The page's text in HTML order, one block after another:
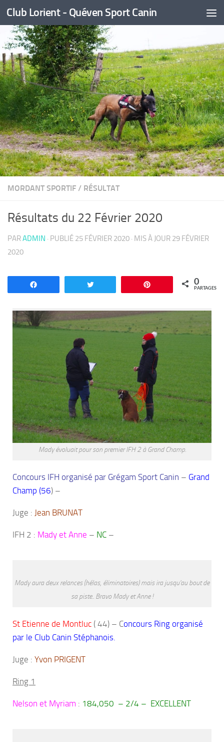
Skip to content
Club Lorient - Quéven Sport Canin
MORDANT SPORTIF / RÉSULTAT
Résultats du 22 Février 2020
PARADMIN · PUBLIÉ 25 FÉVRIER 2020 · MIS À JOUR 29 FÉVRIER
2020
Enregistrer 0
PARTAGES
Mady évoluait pour son premier IFH 2 à Grand Champ.
Concours IFH organisé par Grégam Sport Canin – Grand
Champ (56) –
Juge : Jean BRUNAT
IFH 2 : Mady et Anne – NC –
Mady aura deux relances (hélas, éliminatoires) mais ira jusqu'au bout de
sa piste.. Bravo Mady et Anne !
St Etienne de Montluc ( 44) – Concours Ring organisé
par le Club Canin Stéphanois.
Juge : Yvon PRIGENT
Ring 1
Nelson et Myriam : 184,050 – 2/4 – EXCELLENT